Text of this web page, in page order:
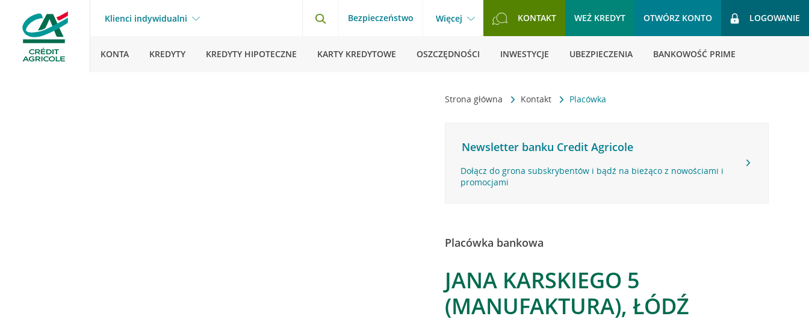
Klienci indywidualni Bezpieczeństwo Więcej KONTAKT WEŹ KREDYT OTWÓRZ KONTO LOGOWANIE
KONTA KREDYTY KREDYTY HIPOTECZNE KARTY KREDYTOWE OSZCZĘDNOŚCI INWESTYCJE UBEZPIECZENIA BANKOWOŚĆ PRIME
Strona główna Kontakt Placówka
Newsletter banku Credit Agricole
Dołącz do grona subskrybentów i bądź na bieżąco z nowościami i
promocjami
Placówka bankowa
JANA KARSKIEGO 5
(MANUFAKTURA), ŁÓDŹ